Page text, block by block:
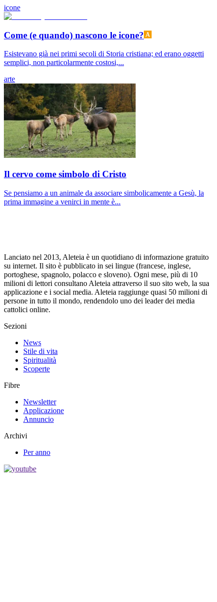
icone
Come (e quando) nascono le icone?
Esistevano già nei primi secoli di Storia cristiana; ed erano oggetti
semplici, non particolarmente costosi,...
arte
Il cervo come simbolo di Cristo
Se pensiamo a un animale da associare simbolicamente a Gesù, la
prima immagine a venirci in mente è...
Lanciato nel 2013, Aleteia è un quotidiano di informazione gratuito
su internet. Il sito è pubblicato in sei lingue (francese, inglese,
portoghese, spagnolo, polacco e sloveno). Ogni mese, più di 10
milioni di lettori consultano Aleteia attraverso il suo sito web, la sua
applicazione e i social media. Aleteia raggiunge quasi 50 milioni di
persone in tutto il mondo, rendendolo uno dei leader dei media
cattolici online.
Sezioni
News
Stile di vita
Spiritualità
Scoperte
Fibre
Newsletter
Applicazione
Annuncio
Archivi
Per anno